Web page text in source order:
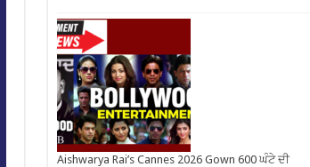
Aishwarya Rai’s Cannes 2026 Gown 600 ਘੰਟੇ ਦੀ